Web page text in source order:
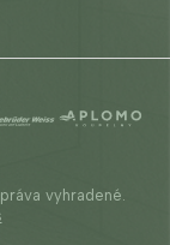
vyhradené.